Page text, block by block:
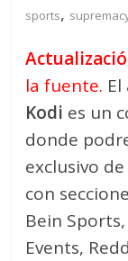
sports,
la fuente.
Kodi es un
donde
exclusivo
con
Bein
Events,